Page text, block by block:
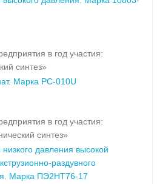
в год участия:
синтез»
Марка PC-010U
в год участия:
синтез»
давления высокой
раздувного
Марка ПЭ2НТ76-17